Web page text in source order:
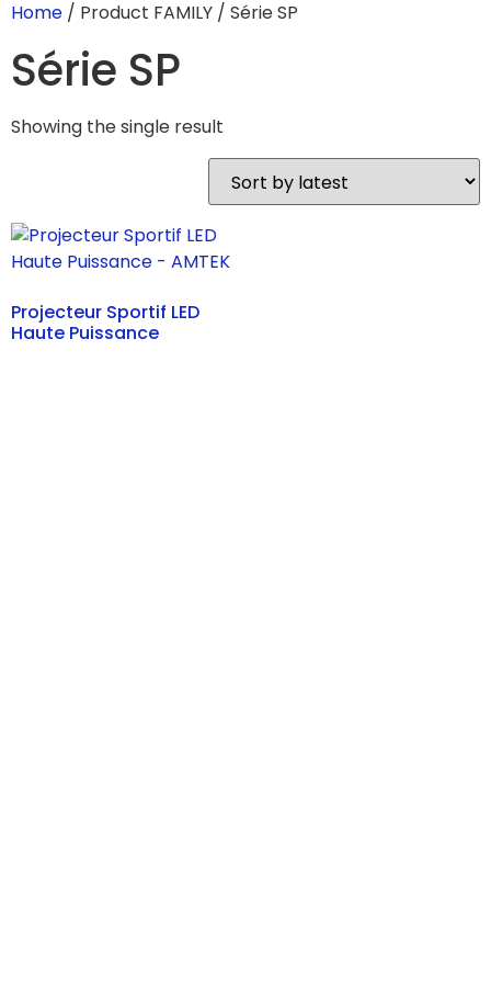
Home / Product FAMILY / Série SP
Série SP
Showing the single result
Projecteur Sportif LED
Haute Puissance